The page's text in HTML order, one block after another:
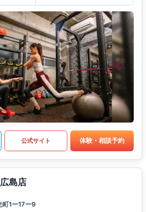
公式サイト 体験・相談予約
島店
町1ー17ー9